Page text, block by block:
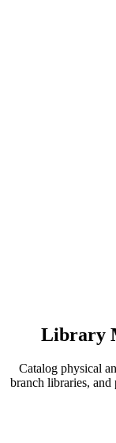
Library
Catalog physical
branch libraries, and